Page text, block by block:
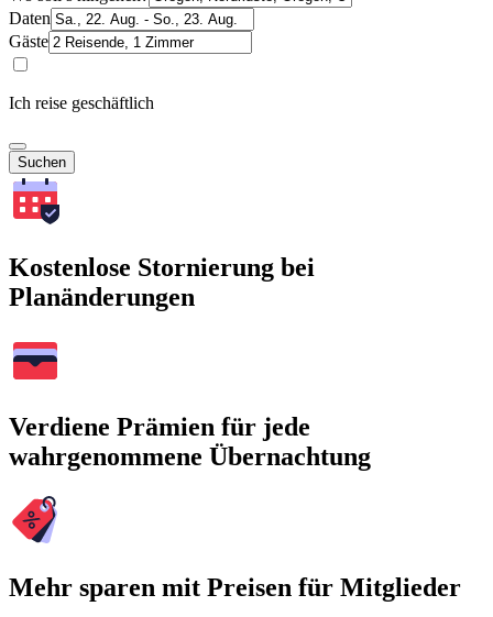
Daten
Gäste
Ich reise geschäftlich
Suchen
Kostenlose Stornierung bei
Planänderungen
Verdiene Prämien für jede
wahrgenommene Übernachtung
Mehr sparen mit Preisen für Mitglieder